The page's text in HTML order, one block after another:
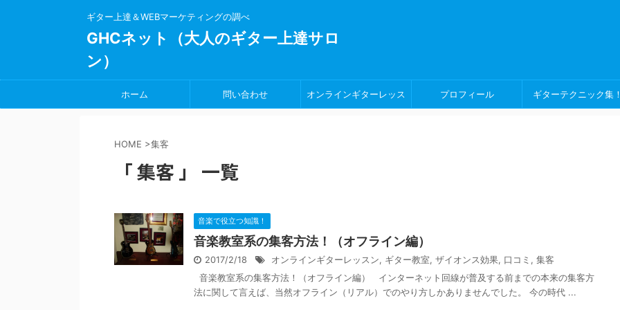
ギター上達＆WEBマーケティングの調べ
GHCネット（大人のギター上達サロ
ン）
ホーム 問い合わせ オンラインギターレッス プロフィール ギターテクニック集
HOME >集客
「 集客 」 一覧
音楽で役立つ知識！
音楽教室系の集客方法！（オフライン編）
2017/2/18 オンラインギターレッスン, ギター教室, ザイオンス効果, 口コミ , 集客
音楽教室系の集客方法！（オフライン編） インターネット回線が普及する前までの本来の集客方
法に関して言えば、当然オフライン（リアル）でのやり方しかありませんでした。 今の時代 ...